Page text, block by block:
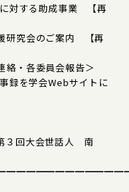
対する助成事業 【再
研究会のご案内 【再
絡・各委員会報告＞
録を学会Webサイトに
３回大会世話人 南